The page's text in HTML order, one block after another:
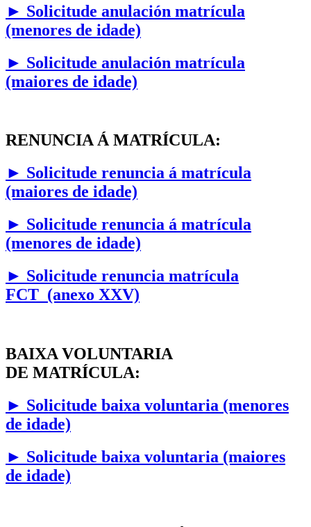
► Solicitude anulación matrícula
(menores de idade)
► Solicitude anulación matrícula
(maiores de idade)
RENUNCIA Á MATRÍCULA:
► Solicitude renuncia á matrícula
(maiores de idade)
► Solicitude renuncia á matrícula
(menores de idade)
► Solicitude renuncia matrícula
FCT (anexo XXV)
BAIXA VOLUNTARIA
DE MATRÍCULA:
► Solicitude baixa voluntaria (menores
de idade)
► Solicitude baixa voluntaria (maiores
de idade)